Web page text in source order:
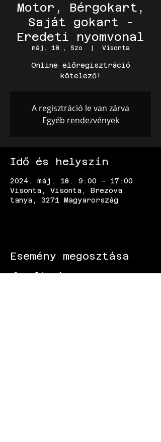
Motor, Bérgokart,
Saját gokart -
Eredeti nyomvonal
máj. 18., Szo Visonta
Online előregisztráció
kötelező!
A regisztráció le van zárva
Egyéb rendezvények
Idő és helyszín
2024. máj. 18. 9:00 – 17:00
Visonta, Visonta, Brezova
tanya, 3271 Magyarország
Esemény megosztása